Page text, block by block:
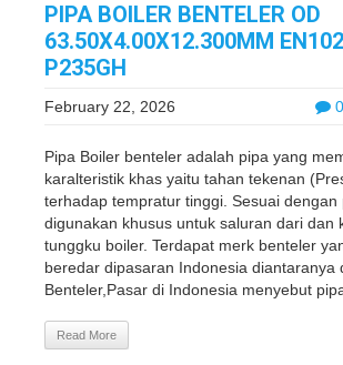
PIPA BOILER BENTELER OD
63.50X4.00X12.300MM
P235GH
0
February 22, 2026
Pipa Boiler benteler adalah pipa yang
karalteristik khas yaitu tahan tekenan
terhadap tempratur tinggi. Sesuai dengan
digunakan khusus untuk saluran dari dan
tunggku boiler. Terdapat merk benteler
beredar dipasaran Indonesia diantaranya
Benteler,Pasar di Indonesia menyebut pipa
Read More